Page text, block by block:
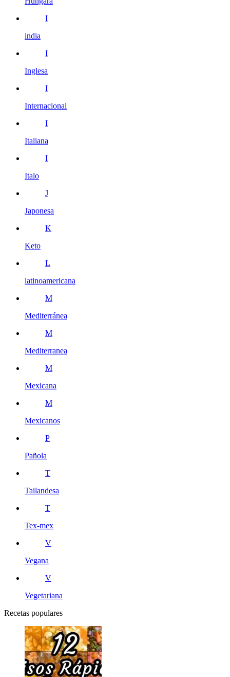
I
india
I
Inglesa
I
Internacional
I
Italiana
I
Italo
J
Japonesa
K
Keto
L
latinoamericana
M
Mediterránea
M
Mediterranea
M
Mexicana
M
Mexicanos
P
Pañola
T
Tailandesa
T
Tex-mex
V
Vegana
V
Vegetariana
Recetas populares